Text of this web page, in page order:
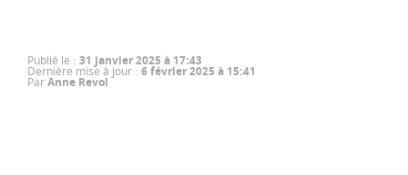
Publié le : 31 janvier 2025 à 17:43
Dernière mise à jour : 6 février 2025 à 15:41
ParAnne Revol